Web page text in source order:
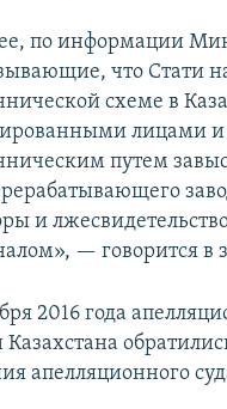
по информации
что Стати
схеме в
лицами и
путем
и
— говорится в
2016 года
Казахстана
апелляционного